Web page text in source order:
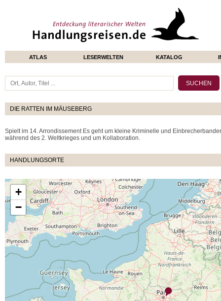
ATLAS LESERWELTEN KATALOG
DIE RATTEN IM MÄUSEBERG
Spielt im 14. Arrondissement Es geht um kleine Kriminelle und
während des 2. Weltkrieges und um Kollaboration.
HANDLUNGSORTE
+
−